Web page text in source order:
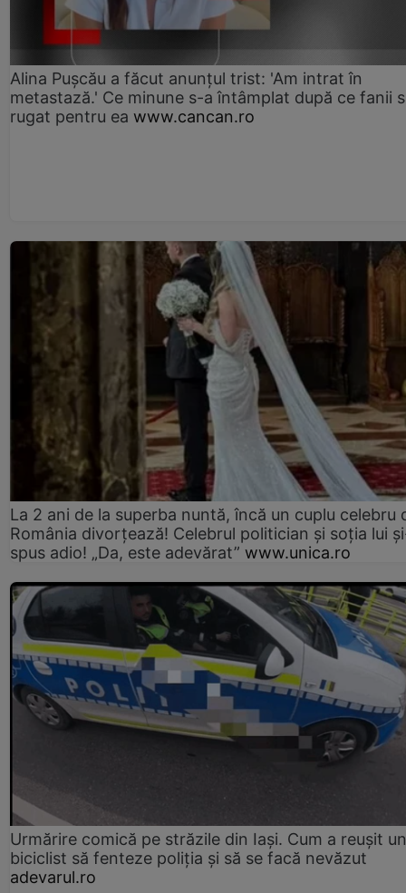
Alina Pușcău a făcut anunțul trist: 'Am intrat în
metastază.' Ce minune s-a întâmplat după ce fanii
rugat pentru ea www.cancan.ro
La 2 ani de la superba nuntă, încă un cuplu celebru
România divorțează! Celebrul politician și soția lui
spus adio! „Da, este adevărat” www.unica.ro
Urmărire comică pe străzile din Iași. Cum a reușit un
biciclist să fenteze poliția și să se facă nevăzut
adevarul.ro